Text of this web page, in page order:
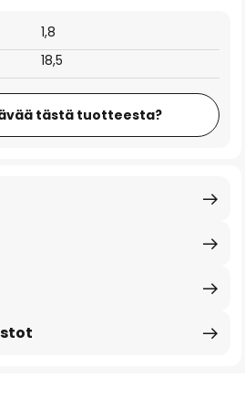
18,5
1,8
tästä tuotteesta?